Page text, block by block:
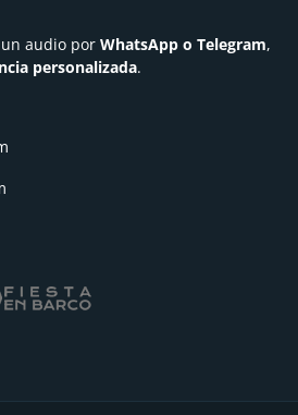
audio por WhatsApp o Telegram,
personalizada.